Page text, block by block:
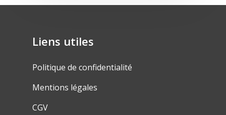
Liens utiles
Politique de confidentialité
Mentions légales
CGV